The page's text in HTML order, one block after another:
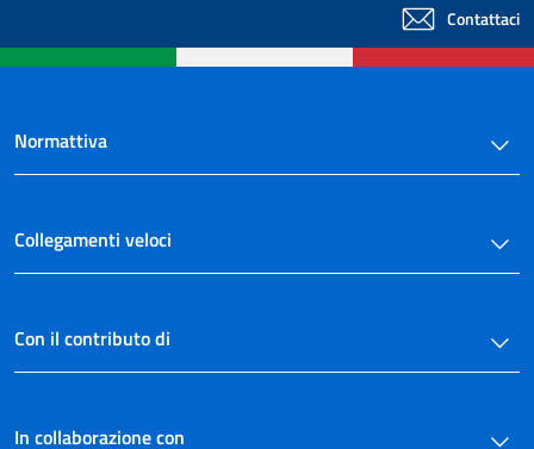
Contattaci
Normattiva
Collegamenti veloci
Con il contributo di
In collaborazione con